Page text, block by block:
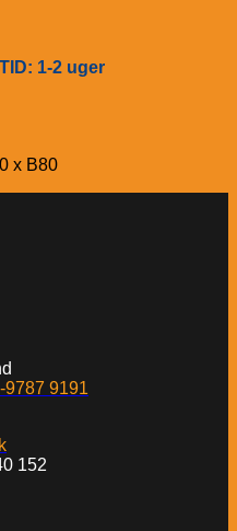
1-2 uger
x B80
9787 9191
152